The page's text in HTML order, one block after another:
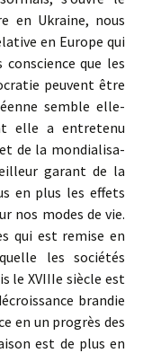
en Ukraine, nous
en Europe qui
que les
peuvent être
semble elle-
elle a entretenu
de la mondialisa-
garant de la
en plus les effets
nos modes de vie.
qui est remise en
les sociétés
le XVIIIe siècle est
brandie
en un progrès des
est de plus en